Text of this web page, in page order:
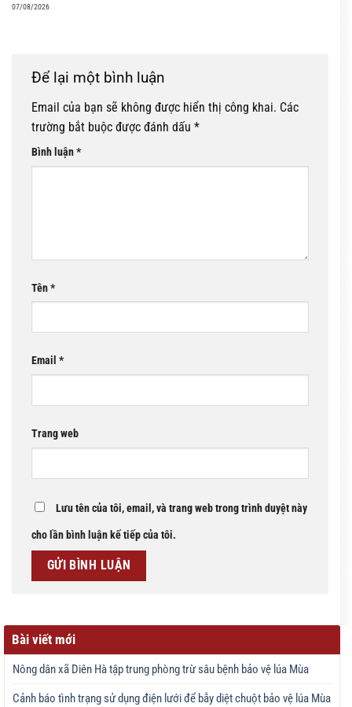
07/08/2026
Để lại một bình luận
Email của bạn sẽ không được hiển thị công khai. Các
trường bắt buộc được đánh dấu *
Bình luận*
Tên*
Email *
Trang web
Lưu tên của tôi, email, và trang web trong trình duyệt này
cho lần bình luận kế tiếp của tôi.
Bài viết mới
Nông dân xã Diên Hà tập trung phòng trừ sâu bệnh bảo vệ lúa Mùa
Cảnh báo tình trạng sử dụng điện lưới để bẫy diệt chuột bảo vệ lúa Mùa